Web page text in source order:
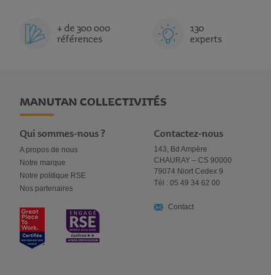
+ de 300 000
références
130
experts
MANUTAN COLLECTIVITÉS
Qui sommes-nous ?
A propos de nous
Notre marque
Notre politique RSE
Nos partenaires
Contactez-nous
143, Bd Ampère
CHAURAY – CS 90000
79074 Niort Cedex 9
Tél : 05 49 34 62 00
Contact